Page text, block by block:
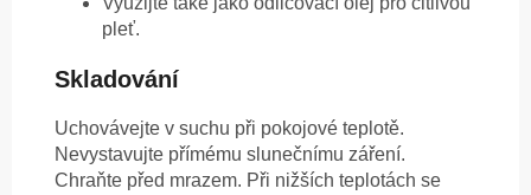
pleť.
Skladování
Uchovávejte v suchu při pokojové teplotě.
Nevystavujte přímému slunečnímu záření.
Chraňte před mrazem. Při nižších teplotách se